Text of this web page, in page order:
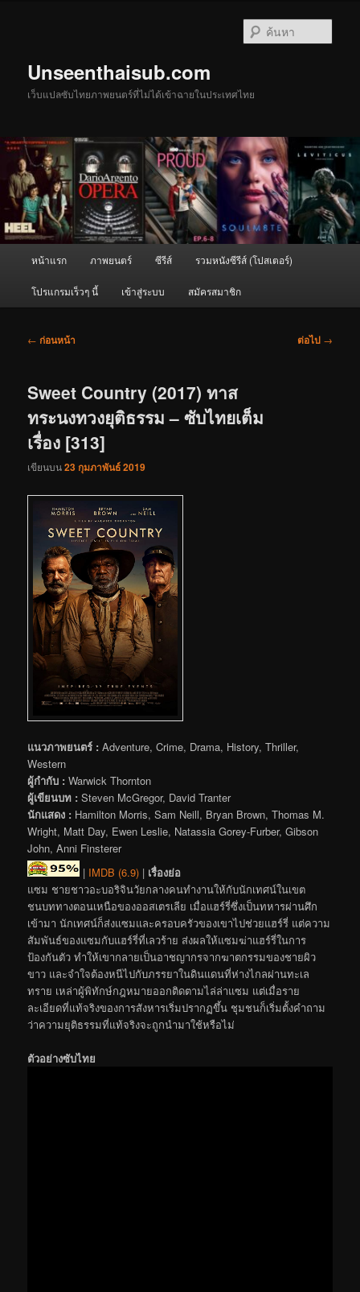
Unseenthaisub.com
เว็บแปลซับไทยภาพยนตร์ที่ไม่ได้เข้าฉายในประเทศไทย
หน้าแรก ภาพยนตร์ ซีรีส์ รวมหนังซีรีส์ (โปสเตอร์)
โปรแกรมเร็วๆ นี้ เข้าสู่ระบบ สมัครสมาชิก
เมนู
← ก่อนหน้า ต่อไป →
Sweet Country (2017) ทาส
ทระนงทวงยุติธรรม – ซับไทยเต็ม
เรื่อง [313]
เขียนบน23 กุมภาพันธ์ 2019
แนวภาพยนตร์ : Adventure, Crime, Drama, History, Thriller,
Western
ผู้กำกับ : Warwick Thornton
ผู้เขียนบท : Steven McGregor, David Tranter
นักแสดง : Hamilton Morris, Sam Neill, Bryan Brown, Thomas M.
Wright, Matt Day, Ewen Leslie, Natassia Gorey-Furber, Gibson
John, Anni Finsterer
| IMDB (6.9) | เรื่องย่อ
แซม ชายชาวอะบอริจินวัยกลางคนทำงานให้กับนักเทศน์ในเขต
ชนบททางตอนเหนือของออสเตรเลีย เมื่อแฮร์รี่ซึ่งเป็นทหารผ่านศึก
เข้ามา นักเทศน์ก็ส่งแซมและครอบครัวของเขาไปช่วยแฮร์รี่ แต่ความ
สัมพันธ์ของแซมกับแฮร์รี่ที่เลวร้าย ส่งผลให้แซมฆ่าแฮร์รี่ในการ
ป้องกันตัว ทำให้เขากลายเป็นอาชญากรจากฆาตกรรมของชายผิว
ขาว และจำใจต้องหนีไปกับภรรยาในดินแดนที่ห่างไกลผ่านทะเล
ทราย เหล่าผู้พิทักษ์กฎหมายออกติดตามไล่ล่าแซม แต่เมื่อราย
ละเอียดที่แท้จริงของการสังหารเริ่มปรากฏขึ้น ชุมชนก็เริ่มตั้งคำถาม
ว่าความยุติธรรมที่แท้จริงจะถูกนำมาใช้หรือไม่
ตัวอย่างซับไทย